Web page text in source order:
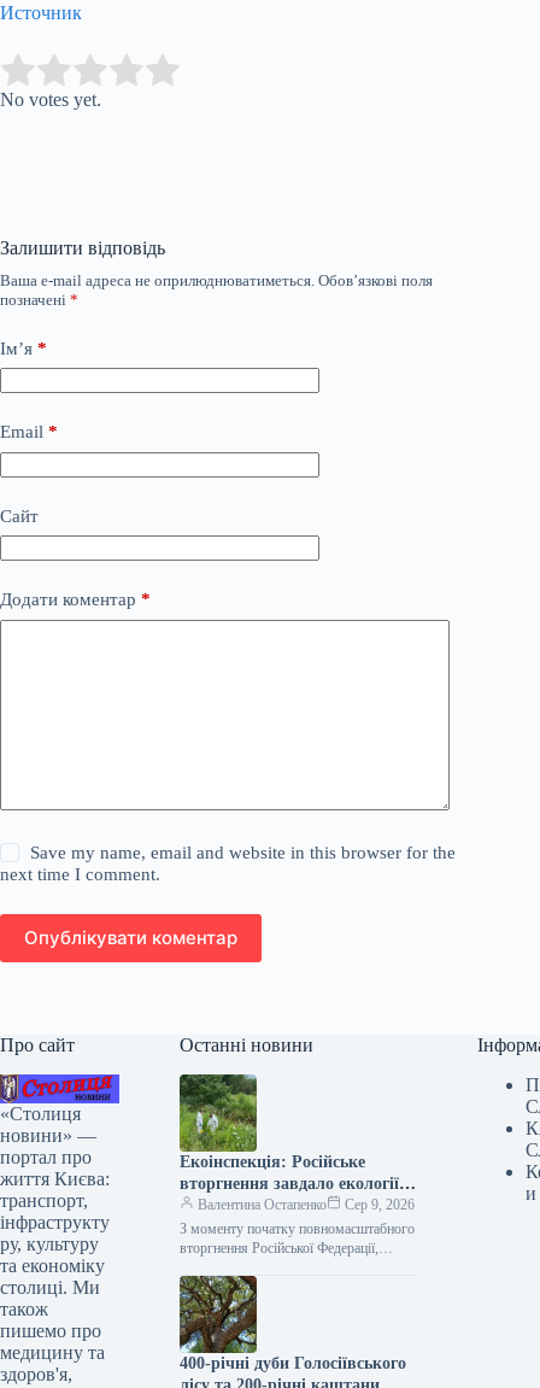
Источник
Rate this item:
No votes yet.
Залишити відповідь
Ваша e-mail адреса не оприлюднюватиметься. Обов’язкові поля
позначені *
Ім’я *
Email *
Сайт
Додати коментар *
Save my name, email and website in this browser for the
next time I comment.
Опублікувати коментар
Про сайт
«Столиця
новини» —
портал про
життя Києва:
транспорт,
інфраструкту
ру, культуру
та економіку
столиці. Ми
також
пишемо про
медицину та
здоров'я,
Останні новини
Екоінспекція: Російське
вторгнення завдало екології
Києва та області збитків на
понад 50 мільярдів гривень.
Валентина Остапенко
Сер 9, 2026
З моменту початку повномасштабного
вторгнення Російської Федерації,
Київської області внаслідок
забруднення ґрунтів, повітря,
територій і…
400-річні дуби Голосіївського
и